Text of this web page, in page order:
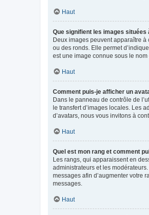
Haut
Que signifient les images situées
Deux images peuvent apparaître à
ou des ronds. Elle permet
est une image connue sous le
Haut
Comment puis-je afficher un
Dans le panneau de contrôle de
le transfert d’images locales. Les
d’avatars, nous vous invitons à
Haut
Quel est mon rang et comment
Les rangs, qui apparaissent en
administrateurs et les
messages afin d’augmenter votre
messages.
Haut